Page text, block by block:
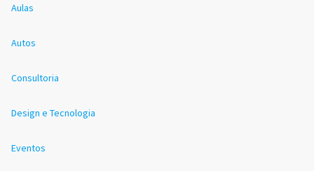
Aulas
Autos
Consultoria
Design e Tecnologia
Eventos